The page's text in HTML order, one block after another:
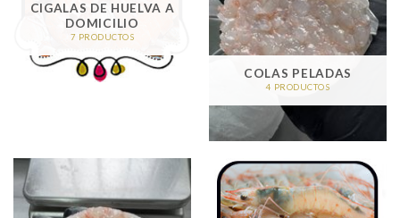
CIGALAS DE HUELVA A
DOMICILIO
7 PRODUCTOS
COLAS PELADAS
4 PRODUCTOS